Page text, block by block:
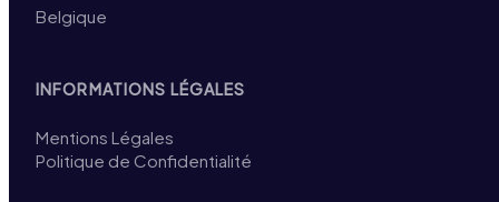
Belgique
INFORMATIONS LÉGALES
Mentions Légales
Politique de Confidentialité